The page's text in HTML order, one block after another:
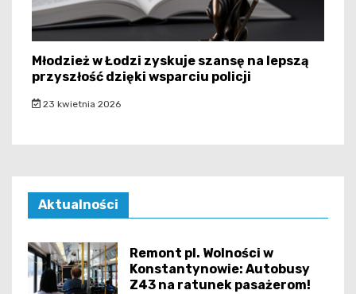
Młodzież w Łodzi zyskuje szansę na lepszą
przyszłość dzięki wsparciu policji
23 kwietnia 2026
Aktualności
Remont pl. Wolności w
Konstantynowie: Autobusy
Z43 na ratunek pasażerom!